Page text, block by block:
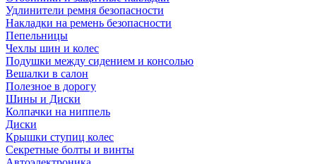
Удлинители ремня безопасности
Накладки на ремень безопасности
Пепельницы
Чехлы шин и колес
Подушки между сидением и консолью
Вешалки в салон
Полезное в дорогу
Шины и Диски
Колпачки на ниппель
Диски
Крышки ступиц колес
Секретные болты и винты